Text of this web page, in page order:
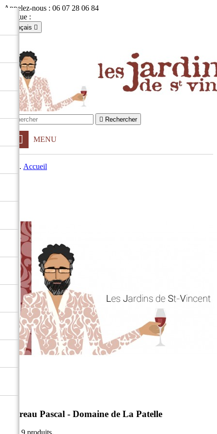
Appelez-nous : 06 07 28 06 84
Langue :
Français 
English
Se connecter
shopping_cart
 Rechercher
MENU
Accueil
Thereau Pascal - Domaine de La Patelle